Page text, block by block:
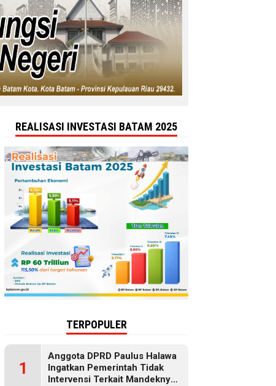
REALISASI INVESTASI BATAM 2025
TERPOPULER
1
Anggota DPRD Paulus Halawa
Ingatkan Pemerintah Tidak
Intervensi Terkait Mandeknya